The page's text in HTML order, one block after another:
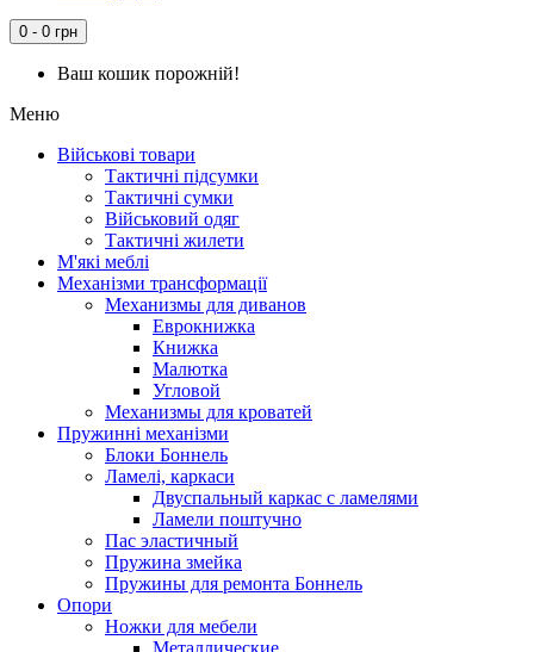
0 - 0 грн
Ваш кошик порожній!
Меню
Військові товари
Тактичні підсумки
Тактичні сумки
Військовий одяг
Тактичні жилети
М'які меблі
Механізми трансформації
Механизмы для диванов
Еврокнижка
Книжка
Малютка
Угловой
Механизмы для кроватей
Пружинні механізми
Блоки Боннель
Ламелі, каркаси
Двуспальный каркас с ламелями
Ламели поштучно
Пас эластичный
Пружина змейка
Пружины для ремонта Боннель
Опори
Ножки для мебели
Металлические